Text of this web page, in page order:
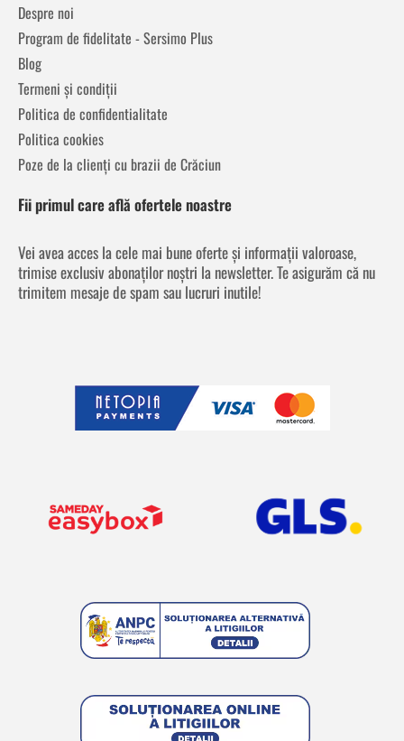
Despre noi
Program de fidelitate - Sersimo Plus
Blog
Termeni și condiții
Politica de confidentialitate
Politica cookies
Poze de la clienți cu brazii de Crăciun
Fii primul care află ofertele noastre
Vei avea acces la cele mai bune oferte și informații valoroase,
trimise exclusiv abonaților noștri la newsletter. Te asigurăm că nu
trimitem mesaje de spam sau lucruri inutile!